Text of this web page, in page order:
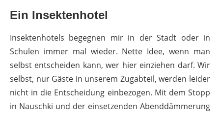
Ein Insektenhotel
Insektenhotels begegnen mir in der Stadt oder in
Schulen immer mal wieder. Nette Idee, wenn man
selbst entscheiden kann, wer hier einziehen darf. Wir
selbst, nur Gäste in unserem Zugabteil, werden leider
nicht in die Entscheidung einbezogen. Mit dem Stopp
in Nauschki und der einsetzenden Abenddämmerung